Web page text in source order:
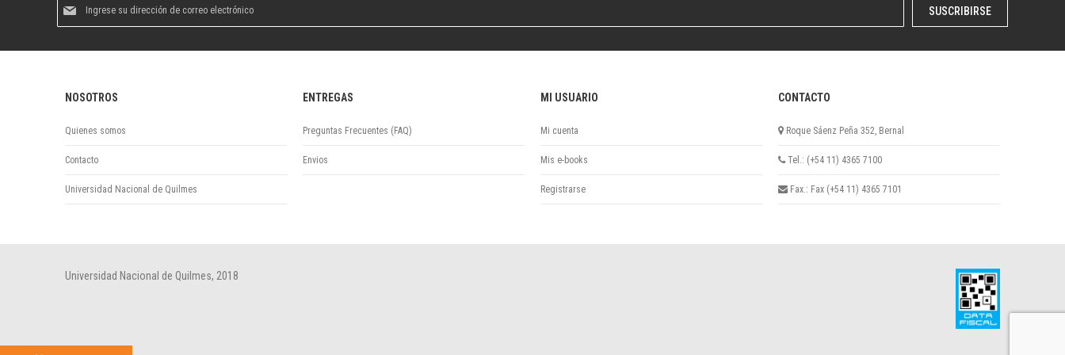
Publicaciones periódicas
Series
boletín
SUSCRIBIRSE
NOSOTROS
Quienes somos
Contacto
Universidad Nacional de Quilmes
ENTREGAS
Preguntas Frecuentes (FAQ)
Envios
MI USUARIO
Mi cuenta
Mis e-books
Registrarse
CONTACTO
Roque Sáenz Peña 352, Bernal
Tel.: (+54 11) 4365 7100
Fax.: Fax (+54 11) 4365 7101
Universidad Nacional de Quilmes, 2018